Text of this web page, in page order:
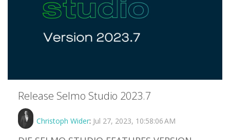
Release Selmo Studio 2023.7
Christoph Wider: Jul 27, 2023, 10:58:06 AM